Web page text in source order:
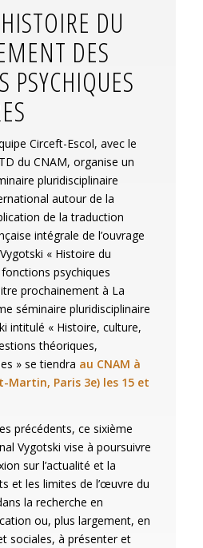
DU
DES
PSYCHIQUES
Circeft-Escol, avec le
du CNAM, organise un
pluridisciplinaire
autour de la
de la traduction
intégrale de l’ouvrage
« Histoire du
psychiques
prochainement à La
séminaire pluridisciplinaire
intitulé « Histoire, culture,
théoriques,
» se tiendra au CNAM à
Martin, Paris 3e) les 15 et
précédents, ce sixième
Vygotski vise à poursuivre
sur l’actualité et la
et les limites de l’œuvre du
la recherche en
ou, plus largement, en
sociales, à présenter et